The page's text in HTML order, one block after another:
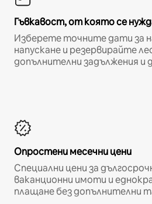
Гъвкавост, от която се
Изберете точните дати за
напускане и резервирайте
допълнителни задължения и
Опростени месечни цени
Специални цени за
ваканционни имоти и
плащане без допълнителни